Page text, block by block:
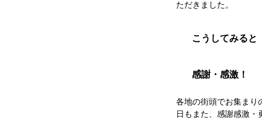
ただきました。
こうしてみると
感謝・感激！
各地の街頭でお集まり
日もまた、感謝感激